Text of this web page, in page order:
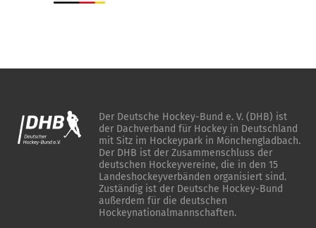
Der Deutsche Hockey-Bund e. V. (DHB) ist
der Dachverband für Hockey in Deutschland
mit Sitz im Hockeypark in Mönchengladbach.
Der DHB ist der Zusammenschluss der
deutschen Hockeyvereine, die in den 15
Landeshockeyverbänden organisiert sind.
Zuständig ist der Deutsche Hockey-Bund
außerdem für die deutschen
Hockeynationalmannschaften.